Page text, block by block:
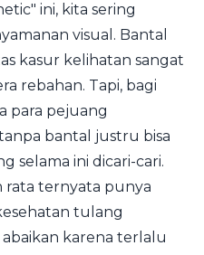
ini, kita sering
visual. Bantal
kasur kelihatan sangat
rebahan. Tapi, bagi
para pejuang
bantal justru bisa
selama ini dicari-cari.
ternyata punya
tulang
karena terlalu